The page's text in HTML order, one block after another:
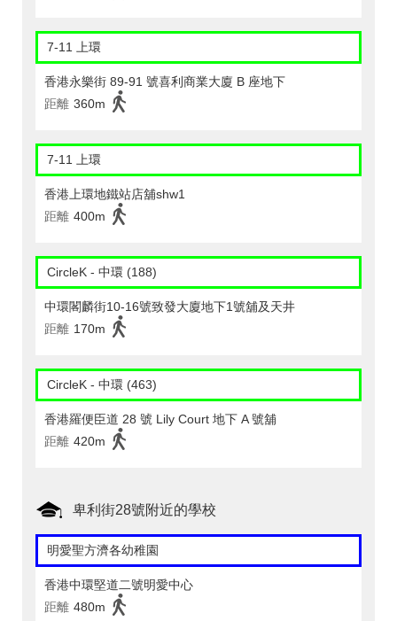
7-11 上環
香港永樂街 89-91 號喜利商業大廈 B 座地下
距離 360m
7-11 上環
香港上環地鐵站店舖shw1
距離 400m
CircleK - 中環 (188)
中環閣麟街10-16號致發大廈地下1號舖及天井
距離 170m
CircleK - 中環 (463)
香港羅便臣道 28 號 Lily Court 地下 A 號舖
距離 420m
卑利街28號附近的學校
明愛聖方濟各幼稚園
香港中環堅道二號明愛中心
距離 480m